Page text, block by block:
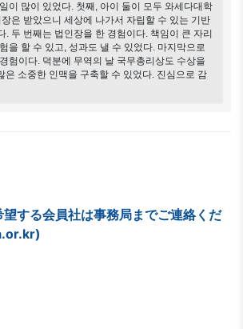
이 많이 있었다. 첫째, 아이 둘이 모두 와세다대학
은 받았으니 세상에 나가서 자립할 수 있는 기반
. 두 번째는 법인장을 한 경험이다. 책임이 큰 자리
을 할 수 있고, 성과도 낼 수 있었다. 마지막으로
험이다. 덕분에 무역의 날 국무총리상도 수상을
은 소중한 인맥을 구축할 수 있었다. 진심으로 감
する会員社は事務局までご連絡くだ